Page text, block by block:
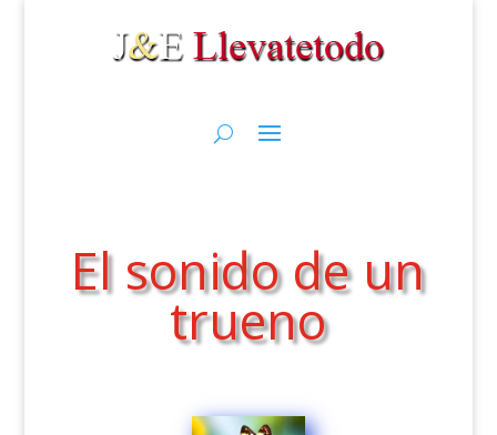
El sonido de un
trueno